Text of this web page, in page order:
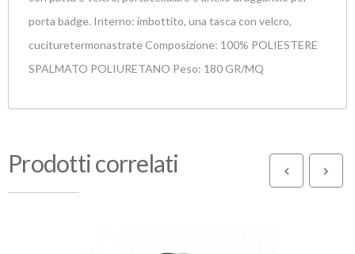
porta badge. Interno: imbottito, una tasca con velcro,
cucituretermonastrate Composizione: 100% POLIESTERE
SPALMATO POLIURETANO Peso: 180 GR/MQ
Prodotti correlati